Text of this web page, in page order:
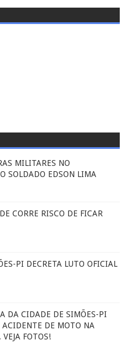
MILITARES NO
SOLDADO EDSON LIMA
CORRE RISCO DE FICAR
PI DECRETA LUTO OFICIAL
DA CIDADE DE SIMÕES-PI
ACIDENTE DE MOTO NA
FOTOS!